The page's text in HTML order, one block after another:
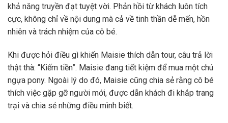
khả năng truyền đạt tuyệt vời. Phản hồi từ khách luôn tích
cực, không chỉ về nội dung mà cả về tinh thần dễ mến, hồn
nhiên và trách nhiệm của cô bé.
Khi được hỏi điều gì khiến Maisie thích dẫn tour, câu trả lời
thật thà: “Kiếm tiền”. Maisie đang tiết kiệm để mua một chú
ngựa pony. Ngoài lý do đó, Maisie cũng chia sẻ rằng cô bé
thích việc gặp gỡ người mới, được dẫn khách đi khắp trang
trại và chia sẻ những điều mình biết.